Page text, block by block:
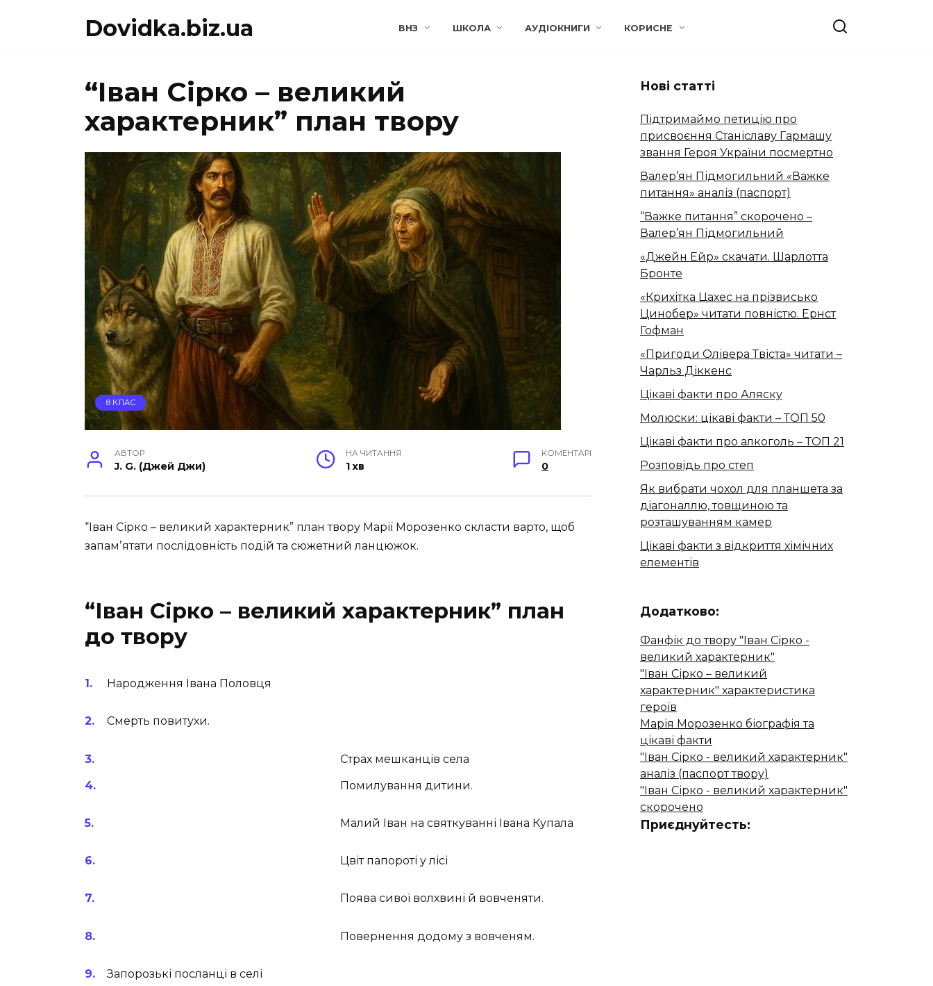
Dovidka.biz.ua ВНЗ ШКОЛА АУДІОКНИГИ КОРИСНЕ
“Іван Сірко – великий
характерник” план твору
8 КЛАС
АВТОР
J. G. (Джей Джи)
НА ЧИТАННЯ
1 хв
КОМЕНТАРІ
0
“Іван Сірко – великий характерник” план твору Марії Морозенко скласти варто, щоб
запамʼятати послідовність подій та сюжетний ланцюжок.
“Іван Сірко – великий характерник” план
до твору
Народження Івана Половця
Смерть повитухи.
Страх мешканців села
Помилування дитини.
Малий Іван на святкуванні Івана Купала
Цвіт папороті у лісі
Поява сивої волхвині й вовченяти.
Повернення додому з вовченям.
Запорозькі посланці в селі
Нові статті
Підтримаймо петицію про
присвоєння Станіславу Гармашу
звання Героя України посмертно
Валер’ян Підмогильний «Важке
питання» аналіз (паспорт)
“Важке питання” скорочено –
Валер’ян Підмогильний
«Джейн Ейр» скачати. Шарлотта
Бронте
«Крихітка Цахес на прізвисько
Цинобер» читати повністю. Ернст
Гофман
«Пригоди Олівера Твіста» читати –
Чарльз Діккенс
Цікаві факти про Аляску
Молюски: цікаві факти – ТОП 50
Цікаві факти про алкоголь – ТОП 21
Розповідь про степ
Як вибрати чохол для планшета за
діагоналлю, товщиною та
розташуванням камер
Цікаві факти з відкриття хімічних
елементів
Додатково:
Фанфік до твору "Іван Сірко -
великий характерник​"
"Іван Сірко – великий
характерник" характеристика
героїв
Марія Морозенко біографія та
цікаві факти
"Іван Сірко - великий характерник"
аналіз (паспорт твору)
"Іван Сірко - великий характерник"
скорочено
Приєднуйтесть: